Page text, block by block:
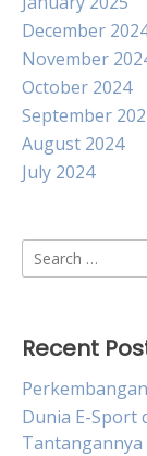
December
November
October 2024
September
August 2024
July 2024
Search
for:
Recent
Dunia E-Sport
Tantangannya